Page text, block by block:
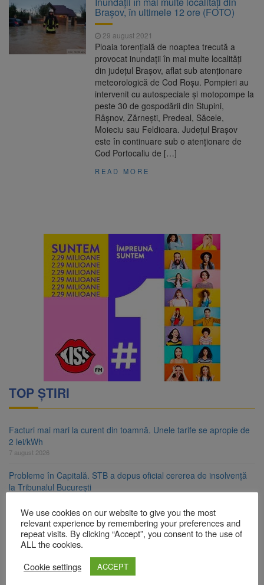
7,50%
7 august 2026
1 octombrie, dată importantă
pentru șoferi și transportatori. Intră în aplicare
noul sistem de taxare rutieră
7 august 2026
7 august, Ziua Internațională
a Berii. Sărbătoarea este marcată în peste
200 de orașe din lume
Facturi mai mari la curent din
toamnă. Unele tarife se apropie de 2 lei/kWh
Brașov, în ultimele 12 ore (FOTO)
29 august 2021
Ploaia torențială de noaptea trecută a
provocat inundații în mai multe localități
din județul Brașov, aflat sub atenționare
meteorologică de Cod Roșu. Pompieri au
intervenit cu autospeciale și motopompe la
peste 30 de gospodării din Stupini,
Râșnov, Zărnești, Predeal, Săcele,
Moieciu sau Feldioara. Județul Brașov
este în continuare sub o atenționare de
Cod Portocaliu de […]
READ MORE
TOP ȘTIRI
Facturi mai mari la curent din toamnă. Unele tarife se apropie de
2 lei/kWh
7 august 2026
Probleme în Capitală. STB a depus oficial cererea de insolvență
la Tribunalul București
Guvernul pregătește posibile limitări de consum pentru marii
consumatori de energie
7 august 2026
FIDELIS VIII: Investiții în lei și euro, cu dobânzi neimpozabile de
We use cookies on our website to give you the most
relevant experience by remembering your preferences and
repeat visits. By clicking “Accept”, you consent to the use of
ALL the cookies.
Cookie settings
ACCEPT